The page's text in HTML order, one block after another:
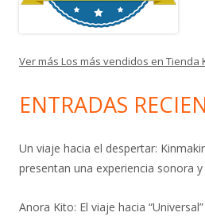
Ver más Los más vendidos en Tienda
ENTRADAS
Un viaje hacia el despertar:
presentan una experiencia sonora
Anora Kito: El viaje hacia